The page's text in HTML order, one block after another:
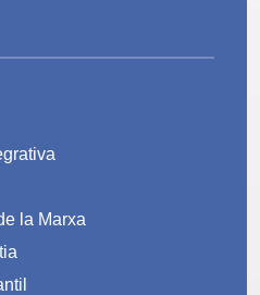
la Marxa